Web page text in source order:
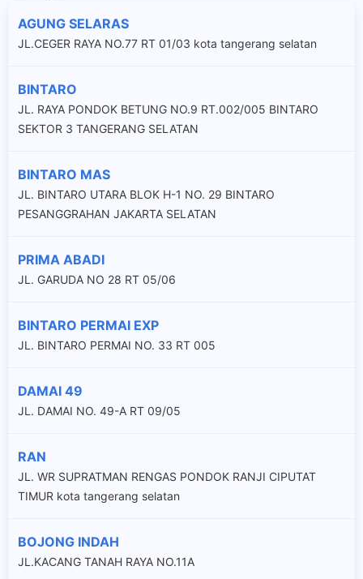
AGUNG SELARAS
JL.CEGER RAYA NO.77 RT 01/03 kota tangerang selatan
BINTARO
JL. RAYA PONDOK BETUNG NO.9 RT.002/005 BINTARO
SEKTOR 3 TANGERANG SELATAN
BINTARO MAS
JL. BINTARO UTARA BLOK H-1 NO. 29 BINTARO
PESANGGRAHAN JAKARTA SELATAN
PRIMA ABADI
JL. GARUDA NO 28 RT 05/06
BINTARO PERMAI EXP
JL. BINTARO PERMAI NO. 33 RT 005
DAMAI 49
JL. DAMAI NO. 49-A RT 09/05
RAN
JL. WR SUPRATMAN RENGAS PONDOK RANJI CIPUTAT
TIMUR kota tangerang selatan
BOJONG INDAH
JL.KACANG TANAH RAYA NO.11A